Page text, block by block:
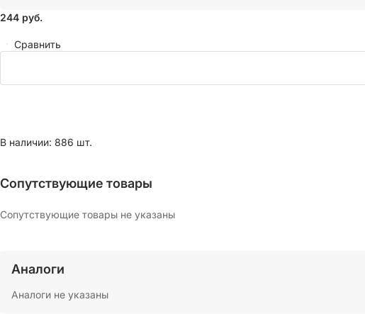
244 руб.
Сравнить
В наличии: 886 шт.
Сопутствующие товары
Сопутствующие товары не указаны
Аналоги
Аналоги не указаны